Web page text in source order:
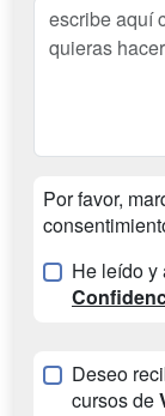
Por favor,
He leído y
Deseo
cursos de